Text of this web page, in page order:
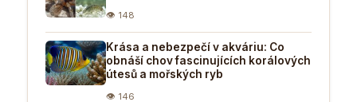
👁 148
Krása a nebezpečí v akváriu: Co
obnáší chov fascinujících korálových
útesů a mořských ryb
👁 146